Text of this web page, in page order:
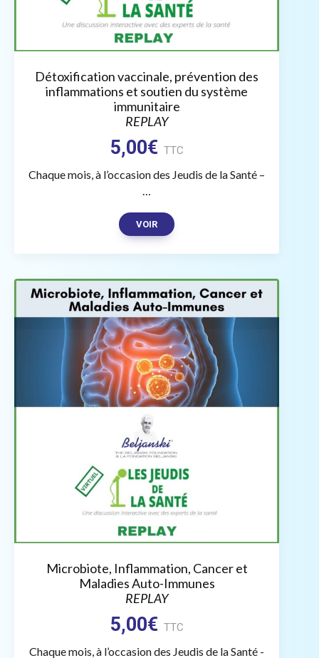
Détoxification vaccinale, prévention des
inflammations et soutien du système
immunitaire
REPLAY
5,00€ TTC
Chaque mois, à l’occasion des Jeudis de la Santé –
…
VOIR
Microbiote, Inflammation, Cancer et
Maladies Auto-Immunes
REPLAY
5,00€ TTC
Chaque mois, à l’occasion des Jeudis de la Santé -